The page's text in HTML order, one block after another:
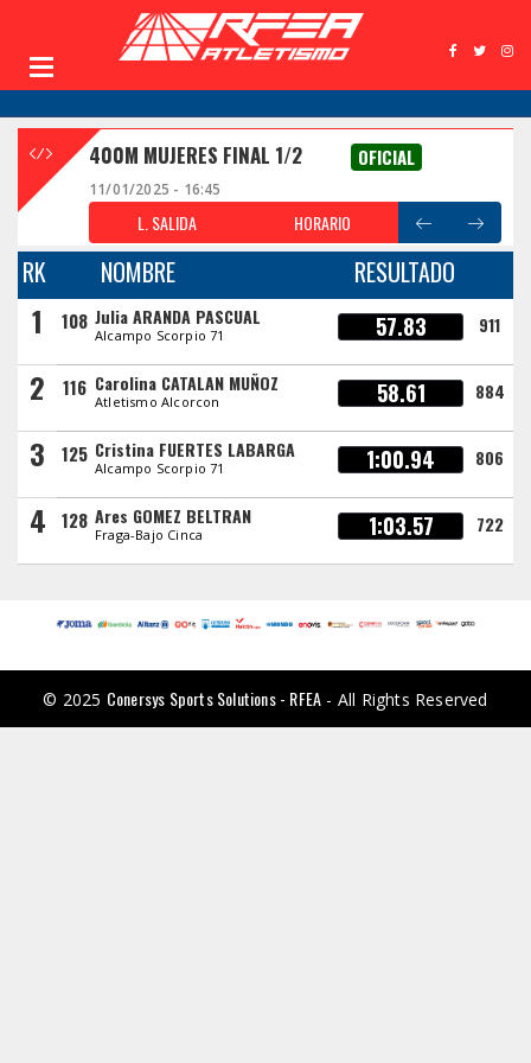
400M MUJERES FINAL 1/2 OFICIAL
11/01/2025 - 16:45
L. SALIDA HORARIO
RK NOMBRE RESULTADO
1 108 Julia ARANDA PASCUAL
Alcampo Scorpio 71 57.83 911
2 116 Carolina CATALAN MUÑOZ
Atletismo Alcorcon 58.61 884
3 125 Cristina FUERTES LABARGA
Alcampo Scorpio 71 1:00.94 806
4 128 Ares GOMEZ BELTRAN
Fraga-Bajo Cinca 1:03.57 722
© 2025 Conersys Sports Solutions - RFEA - All Rights Reserved